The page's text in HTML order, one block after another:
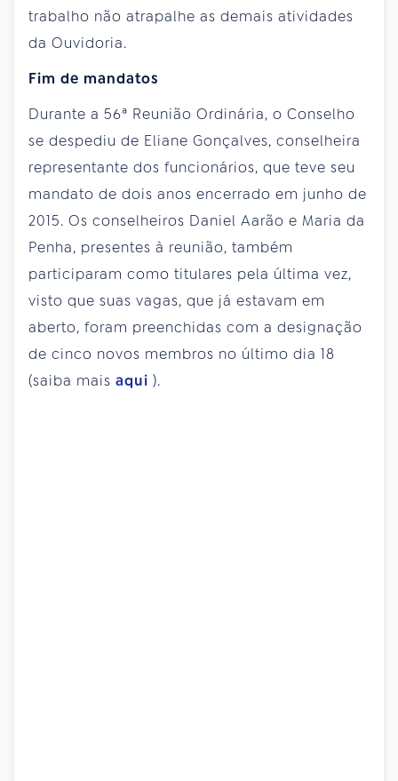
trabalho não atrapalhe as demais atividades
da Ouvidoria.
Fim de mandatos
Durante a 56ª Reunião Ordinária, o Conselho
se despediu de Eliane Gonçalves, conselheira
representante dos funcionários, que teve seu
mandato de dois anos encerrado em junho de
2015. Os conselheiros Daniel Aarão e Maria da
Penha, presentes à reunião, também
participaram como titulares pela última vez,
visto que suas vagas, que já estavam em
aberto, foram preenchidas com a designação
de cinco novos membros no último dia 18
(saiba mais aqui ).